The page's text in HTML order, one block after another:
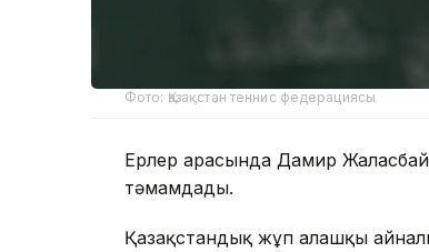
Фото: Қазақстан теннис федерациясы
Ерлер арасында Дамир
тәмамдады.
Қазақстандық жұп алғашқы